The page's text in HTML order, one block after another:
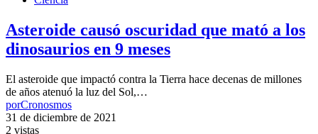
Asteroide causó oscuridad que mató a los
dinosaurios en 9 meses
El asteroide que impactó contra la Tierra hace decenas de millones
de años atenuó la luz del Sol,…
porCronosmos
31 de diciembre de 2021
2 vistas